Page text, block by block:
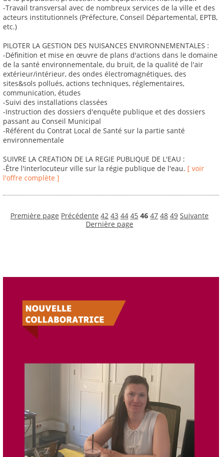
-Travail transversal avec de nombreux services de la ville et des
acteurs institutionnels (Préfecture, Conseil Départemental, EPTB,
etc.)
PILOTER LA GESTION DES NUISANCES ENVIRONNEMENTALES :
-Définition et mise en œuvre de plans d'actions dans le domaine
de la santé environnementale, du bruit, de la qualité de l'air
extérieur/intérieur, des ondes électromagnétiques, des
sites&sols pollués, actions techniques, réglementaires,
communication, études
-Suivi des installations classées
-Instruction des dossiers d'enquête publique et des dossiers
passant au Conseil Municipal
-Référent du Contrat Local de Santé sur la partie santé
environnementale
SUIVRE LA CREATION DE LA REGIE PUBLIQUE DE L'EAU :
-Être l'interlocuteur ville sur la régie publique de l'eau. [ voir
l'offre complète ]
Première page Précédente 42 43 44 45 46 47 48 49 Suivante
Dernière page